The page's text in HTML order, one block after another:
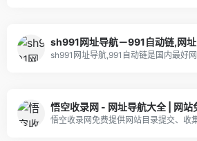
sh991网址导航,991自动链是国内最好
悟空收录网免费提供网站目录提交、收